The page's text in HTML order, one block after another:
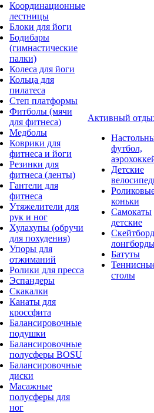
Координационные
лестницы
Блоки для йоги
Бодибары
(гимнастические
палки)
Колеса для йоги
Кольца для
пилатеса
Степ платформы
Фитболы (мячи
для фитнеса)
Медболы
Коврики для
фитнеса и йоги
Резинки для
фитнеса (ленты)
Гантели для
фитнеса
Утяжелители для
рук и ног
Хулахупы (обручи
для похудения)
Упоры для
отжиманий
Ролики для пресса
Эспандеры
Скакалки
Канаты для
кроссфита
Балансировочные
подушки
Балансировочные
полусферы BOSU
Балансировочные
диски
Масажные
полусферы для
ног
Активный
футбол,
Детские
коньки
Самокаты
детские
Батуты
столы